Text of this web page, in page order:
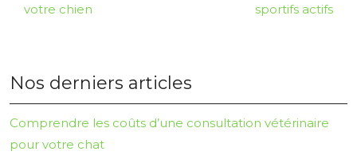
votre chien
sportifs actifs
Nos derniers articles
Comprendre les coûts d’une consultation vétérinaire
pour votre chat